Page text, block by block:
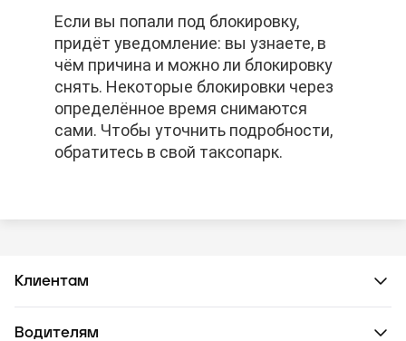
Если вы попали под блокировку,
придёт уведомление: вы узнаете, в
чём причина и можно ли блокировку
снять. Некоторые блокировки через
определённое время снимаются
сами. Чтобы уточнить подробности,
обратитесь в свой таксопарк.
Если вы попали под блокировку,
придёт уведомление: вы узнаете, в
чём причина и можно ли блокировку
снять. Некоторые блокировки через
определённое время снимаются
сами. Чтобы уточнить подробности,
обратитесь в свой таксопарк.
Если вы попали под блокировку,
придёт уведомление: вы узнаете, в
чём причина и можно ли блокировку
снять. Некоторые блокировки через
определённое время снимаются
сами. Чтобы уточнить подробности,
обратитесь в свой таксопарк.
Клиентам
Водителям